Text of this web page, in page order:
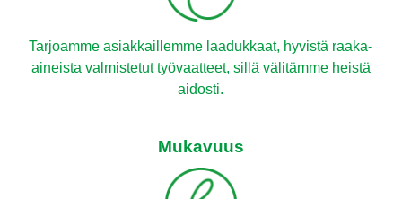
Tarjoamme asiakkaillemme laadukkaat, hyvistä raaka-
aineista valmistetut työvaatteet, sillä välitämme heistä
aidosti.
Mukavuus